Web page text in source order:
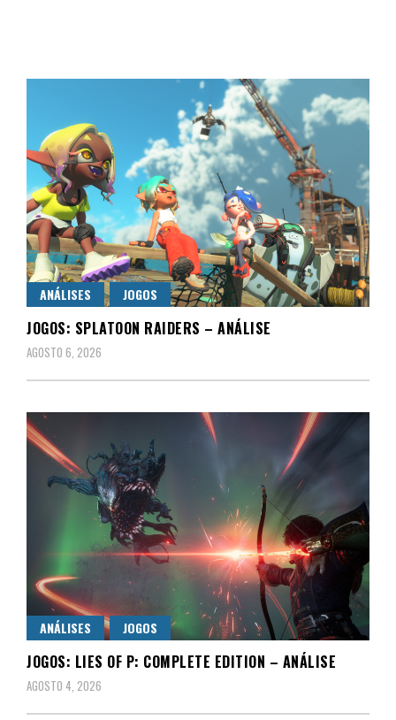
Central Comics
ANÁLISES JOGOS
JOGOS: SPLATOON RAIDERS – ANÁLISE
AGOSTO 6, 2026
ANÁLISES JOGOS
JOGOS: LIES OF P: COMPLETE EDITION – ANÁLISE
AGOSTO 4, 2026